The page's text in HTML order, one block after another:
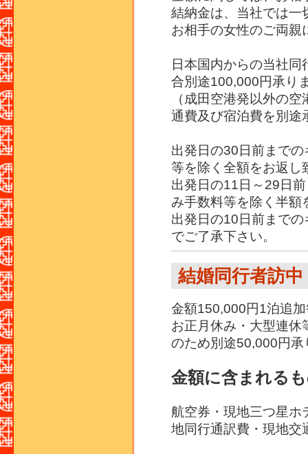
結納金は、当社では一
お相手の女性のご両親
日本国内からの当社
合別途100,000円承り
（成田空港発以外の
通費及び宿泊費を別途
出発日の30日前まで
等を除く全額をお返し
出発日の11日～29日
み手数料等を除く半額
出発日の10日前まで
でご了承下さい。
結婚同行者訪
金額150,000円1泊追
お正月休み・大型連休
のため別途50,000円承
金額に含まれる
航空券・現地三つ星ホ
地同行通訳費・現地交